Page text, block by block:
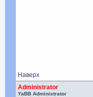
Наверх
Administrator
YaBB Administrator